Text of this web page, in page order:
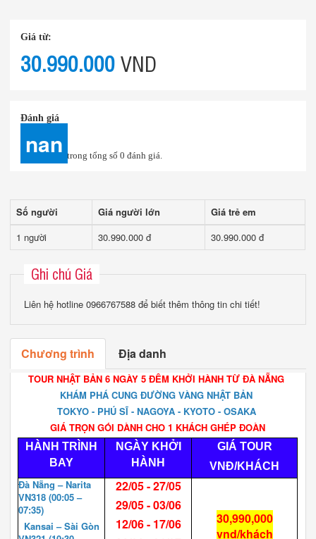
Giá từ:
30.990.000 VND
Đánh giá
nan trong tổng số0 đánh giá.
Số người Giá người lớn
Giá trẻ em
1 người
30.990.000 đ 30.990.000 đ
Ghi chú Giá
Liên hệ hotline 0966767588 để biết thêm thông tin chi tiết!
Chương trình Địa danh
TOUR NHẬT BẢN 6 NGÀY 5 ĐÊM KHỞI HÀNH TỪ ĐÀ NẴNG
KHÁM PHÁ CUNG ĐƯỜNG VÀNG NHẬT BẢN
TOKYO - PHÚ SĨ - NAGOYA - KYOTO - OSAKA
GIÁ TRỌN GÓI DÀNH CHO 1 KHÁCH GHÉP ĐOÀN
HÀNH TRÌNH
BAY
NGÀY KHỞI
HÀNH
GIÁ TOUR
VNĐ/KHÁCH
Đà Nẵng – Narita
VN318 (00:05 –
07:35)
Kansai – Sài Gòn
22/05 - 27/05
29/05 - 03/06
12/06 - 17/06
30,990,000
vnd/khách